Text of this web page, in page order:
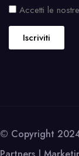
Accetti le
Iscriviti
© Copyright